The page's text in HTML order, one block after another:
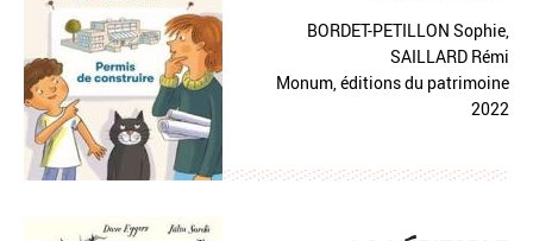
BORDET-PETILLON Sophie,
SAILLARD Rémi
Monum, éditions du patrimoine
2022